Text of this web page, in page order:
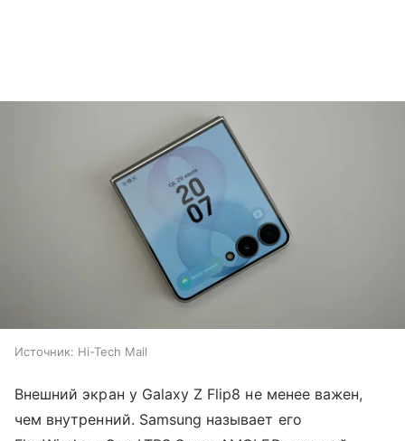
Источник: Hi-Tech Mail
Внешний экран у Galaxy Z Flip8 не менее важен,
чем внутренний. Samsung называет его